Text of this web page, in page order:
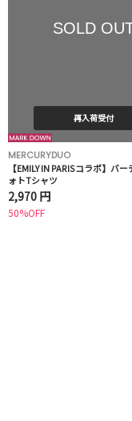
SOLD
再入荷受付
MERCURYDUO
【EMILY IN PARISコラボ】バ
ォトTシャツ
2,970 円
50%OFF